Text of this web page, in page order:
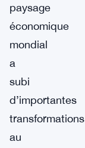
paysage
économique
mondial
a
subi
d’importantes
transformations
au